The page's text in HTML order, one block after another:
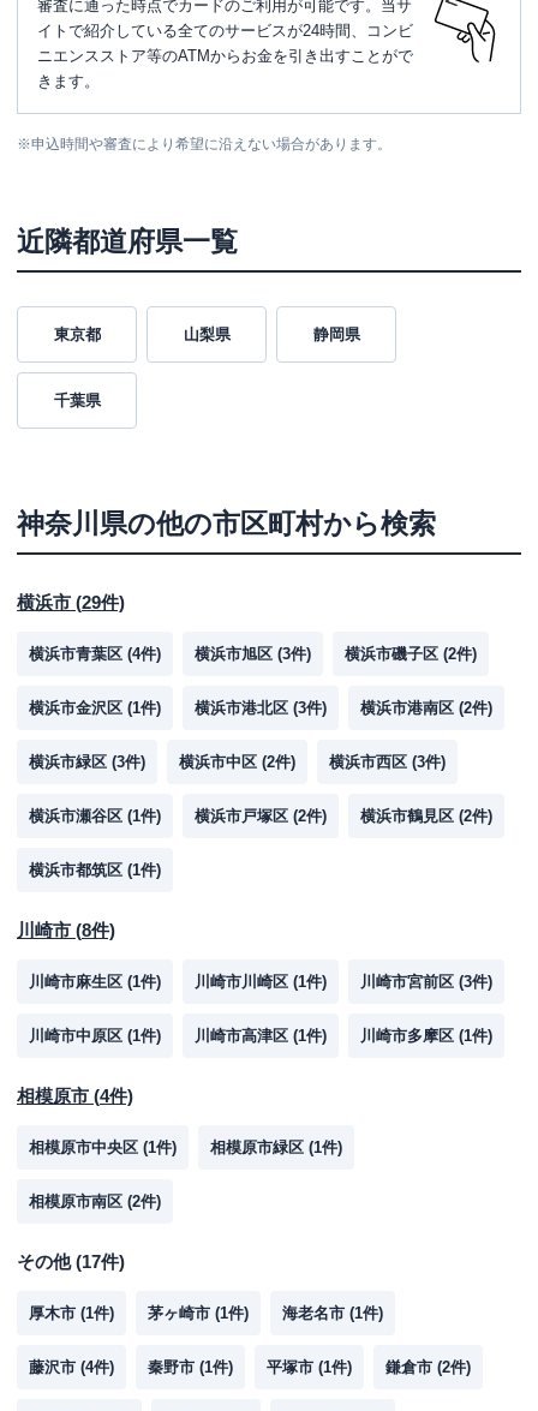
審査に通った時点でカードのご利用が可能です。当サ
イトで紹介している全てのサービスが24時間、コンビ
ニエンスストア等のATMからお金を引き出すことがで
きます。
※申込時間や審査により希望に沿えない場合があります。
近隣都道府県一覧
東京都 山梨県 静岡県
千葉県
神奈川県の他の市区町村から検索
横浜市 (29件)
横浜市青葉区 (4件) 横浜市旭区 (3件) 横浜市磯子区 (2件)
横浜市金沢区 (1件) 横浜市港北区 (3件) 横浜市港南区 (2件)
横浜市緑区 (3件) 横浜市中区 (2件) 横浜市西区 (3件)
横浜市瀬谷区 (1件) 横浜市戸塚区 (2件) 横浜市鶴見区 (2件)
横浜市都筑区 (1件)
川崎市 (8件)
川崎市麻生区 (1件) 川崎市川崎区 (1件) 川崎市宮前区 (3件)
川崎市中原区 (1件) 川崎市高津区 (1件) 川崎市多摩区 (1件)
相模原市 (4件)
相模原市中央区 (1件) 相模原市緑区 (1件)
相模原市南区 (2件)
その他(17件)
厚木市 (1件) 茅ヶ崎市 (1件) 海老名市 (1件)
藤沢市 (4件) 秦野市 (1件) 平塚市 (1件) 鎌倉市 (2件)